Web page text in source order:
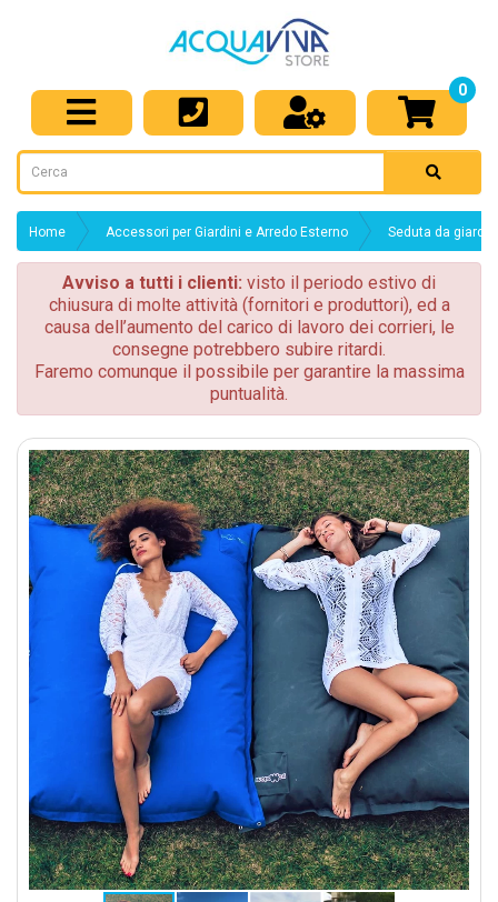
0
Home Accessori per Giardini e Arredo Esterno Seduta da
Avviso a tutti i clienti: visto il periodo estivo di
chiusura di molte attività (fornitori e produttori), ed a
causa dell’aumento del carico di lavoro dei corrieri, le
consegne potrebbero subire ritardi.
Faremo comunque il possibile per garantire la massima
puntualità.